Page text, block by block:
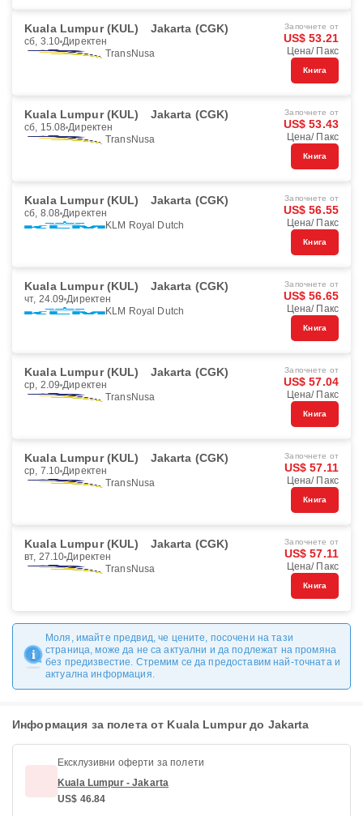
Kuala Lumpur (KUL) Jakarta (CGK)
сб, 3.10 Директен
TransNusa
Започнете от
US$ 53.21
Цена/ Пакс
Книга
Kuala Lumpur (KUL) Jakarta (CGK)
сб, 15.08 Директен
TransNusa
Започнете от
US$ 53.43
Цена/ Пакс
Книга
Kuala Lumpur (KUL) Jakarta (CGK)
сб, 8.08 Директен
KLM Royal Dutch
Започнете от
US$ 56.55
Цена/ Пакс
Книга
Kuala Lumpur (KUL) Jakarta (CGK)
чт, 24.09 Директен
KLM Royal Dutch
Започнете от
US$ 56.65
Цена/ Пакс
Книга
Kuala Lumpur (KUL) Jakarta (CGK)
ср, 2.09 Директен
TransNusa
Започнете от
US$ 57.04
Цена/ Пакс
Книга
Kuala Lumpur (KUL) Jakarta (CGK)
ср, 7.10 Директен
TransNusa
Започнете от
US$ 57.11
Цена/ Пакс
Книга
Kuala Lumpur (KUL) Jakarta (CGK)
вт, 27.10 Директен
TransNusa
Започнете от
US$ 57.11
Цена/ Пакс
Книга
Моля, имайте предвид, че цените, посочени на тази
страница, може да не са актуални и да подлежат на промяна
без предизвестие. Стремим се да предоставим най-точната и
актуална информация.
Информация за полета от Kuala Lumpur до Jakarta
Ексклузивни оферти за полети
Kuala Lumpur - Jakarta
US$ 46.84